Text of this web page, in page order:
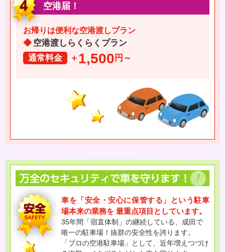
空港届！
お帰りは便利な空港渡しプラン
空港渡しらくらくプラン
通常料金
＋ 1,500円～
車を「安全・安心に保管する」という駐車
場本来の業務を 最重点項目としています。
35年間「宿直体制」の継続している、成田で
唯一の駐車場！抜群の安全性を誇ります。
「プロの空港駐車場」として、近年増えつづけ